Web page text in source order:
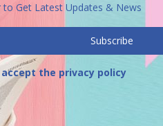
Get Latest Updates & News
the privacy policy